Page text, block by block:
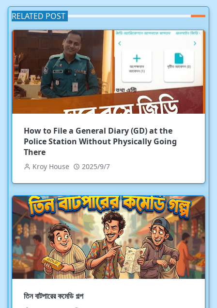
RELATED POST
How to File a General Diary (GD) at the
Police Station Without Physically Going
There
Kroy House 2025/9/7
তিন বাটপারের কমেডি গল্প